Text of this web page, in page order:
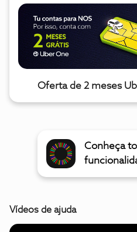
Oferta de 2 meses
Conheça
Vídeos de ajuda